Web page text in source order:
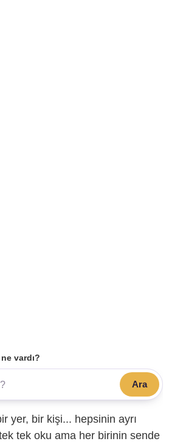
vardı?
Ara
yer, bir kişi... hepsinin ayrı
tek oku ama her birinin sende